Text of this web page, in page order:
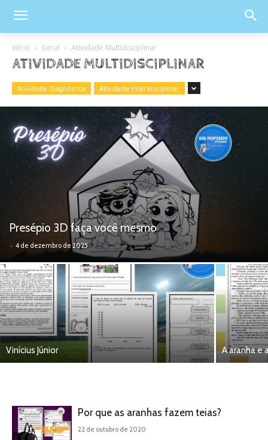
Início Geral Atividade Multidisciplinar
ATIVIDADE MULTIDISCIPLINAR
Atividade Diagnóstica Atividade Interdisciplinar
Presépio 3D faça você mesmo
- 4 de dezembro de 2025
Vinícius Júnior A aranha e
Por que as aranhas fazem teias?
22 de outubro de 2020